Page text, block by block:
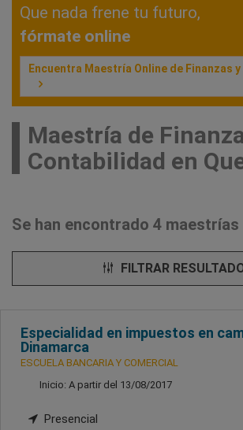
Que nada frene tu futuro,
fórmate online
Encuentra Maestría Online de Finanzas
Maestría de
Contabilidad en
Se han encontrado 4 maestrías
FILTRAR
Especialidad en impuestos en
Dinamarca
ESCUELA BANCARIA Y COMERCIAL
Inicio: A partir del 13/08/2017
Presencial